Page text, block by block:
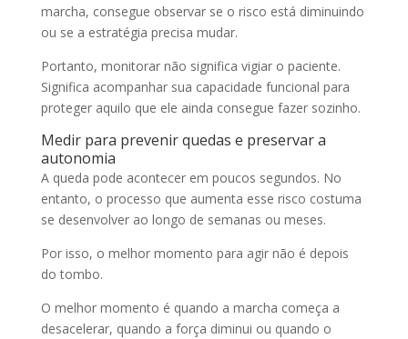
marcha, consegue observar se o risco está diminuindo
ou se a estratégia precisa mudar.
Portanto, monitorar não significa vigiar o paciente.
Significa acompanhar sua capacidade funcional para
proteger aquilo que ele ainda consegue fazer sozinho.
Medir para prevenir quedas e preservar a
autonomia
A queda pode acontecer em poucos segundos. No
entanto, o processo que aumenta esse risco costuma
se desenvolver ao longo de semanas ou meses.
Por isso, o melhor momento para agir não é depois
do tombo.
O melhor momento é quando a marcha começa a
desacelerar, quando a força diminui ou quando o